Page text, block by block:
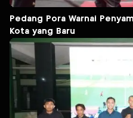
Pedang Pora Warnai
Kota yang Baru